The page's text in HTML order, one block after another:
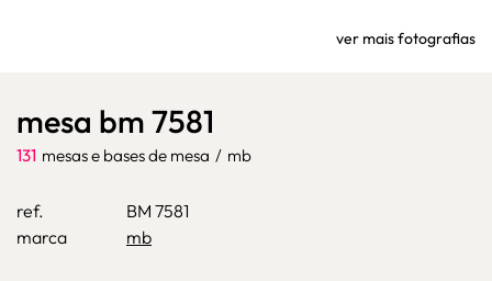
ver mais fotografias
mesa bm 7581
131 mesas e bases de mesa / mb
ref.
BM 7581
marca
mb